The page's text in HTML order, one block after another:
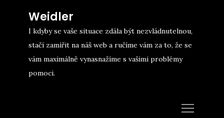
content
Weidler
I kdyby se vaše situace zdála být nezvládnutelnou,
stačí zamířit na náš web a ručíme vám za to, že se
vám maximálně vynasnažíme s vašimi problémy
pomoci.